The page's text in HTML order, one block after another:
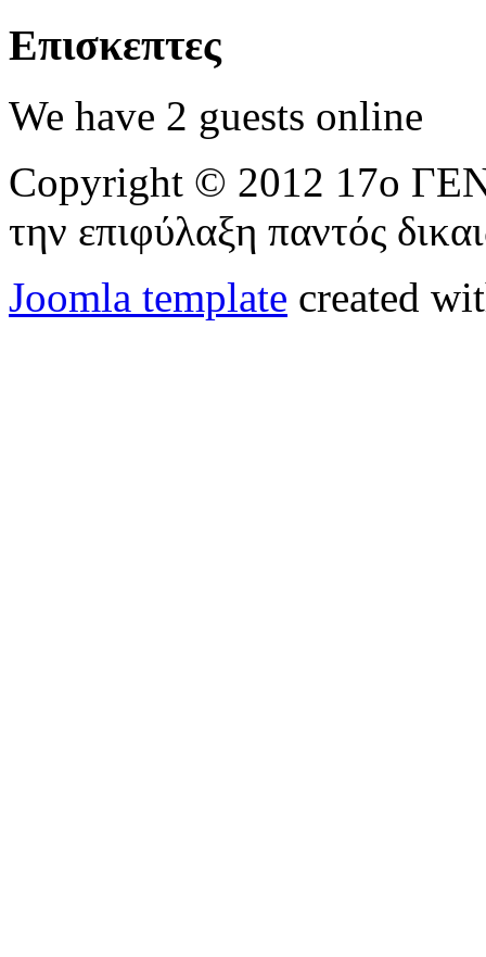
Επισκεπτες
We have 2 guests online
Copyright © 2012 17ο
την επιφύλαξη παντός
Joomla template created